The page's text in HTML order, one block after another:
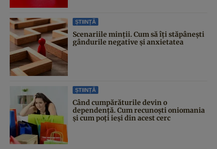
ȘTIINȚĂ
Scenariile minții. Cum să îți stăpânești
gândurile negative și anxietatea
ȘTIINȚĂ
Când cumpărăturile devin o
dependență. Cum recunoști oniomania
și cum poți ieși din acest cerc